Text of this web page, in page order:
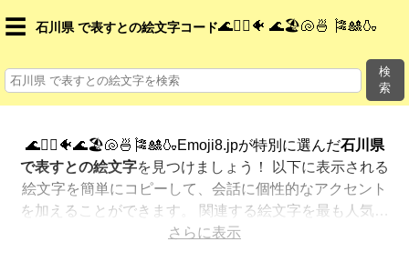
☰ 石川県 で表すとの絵文字コード 🌊🏊‍♂️🐠 🌊🏖️🐚🍜 🎏🎎🍶
検
索
🌊🏊‍♂️🐠🌊🏖️🐚🍜🎏🎎🍶Emoji8.jpが特別に選んだ石川県
で表すとの絵文字を見つけましょう！ 以下に表示される
絵文字を簡単にコピーして、会話に個性的なアクセント
を加えることができます。 関連する絵文字を最も人気の
ある順に表示しました。さらに多くのオプションが欲し
さらに表示